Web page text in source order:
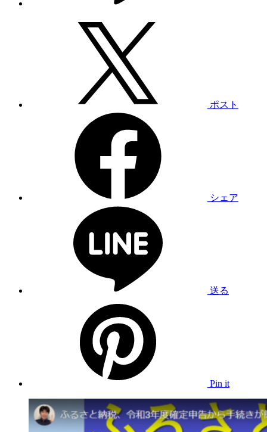
ポスト
シェア
送る
Pin it